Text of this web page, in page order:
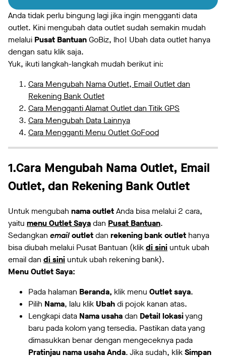
Anda tidak perlu bingung lagi jika ingin mengganti data
outlet. Kini mengubah data outlet sudah semakin mudah
melalui Pusat BantuanGoBiz, lho! Ubah data outlet hanya
dengan satu klik saja.
Yuk, ikuti langkah-langkah mudah berikut ini:
Cara Mengubah Nama Outlet, Email Outlet dan
Rekening Bank Outlet
Cara Mengganti Alamat Outlet dan Titik GPS
Cara Mengubah Data Lainnya
Cara Mengganti Menu Outlet GoFood
1.Cara Mengubah Nama Outlet, Email
Outlet, dan Rekening Bank Outlet
Untuk mengubah nama outletAnda bisa melalui 2 cara,
yaitu menu Outlet Sayadan Pusat Bantuan.
Sedangkan emailoutletdan rekening bank outlet hanya
bisa diubah melalui Pusat Bantuan (klikdi siniuntuk ubah
email dan di siniuntuk ubah rekening bank).
Menu Outlet Saya:
Pada halaman Beranda, klik menu Outlet saya.
Pilih Nama, lalu klik Ubahdi pojok kanan atas.
Lengkapi data Nama usahadan Detail lokasiyang
baru pada kolom yang tersedia. Pastikan data yang
dimasukkan benar dengan mengeceknya pada
Pratinjau nama usaha Anda. Jika sudah, klikSimpan